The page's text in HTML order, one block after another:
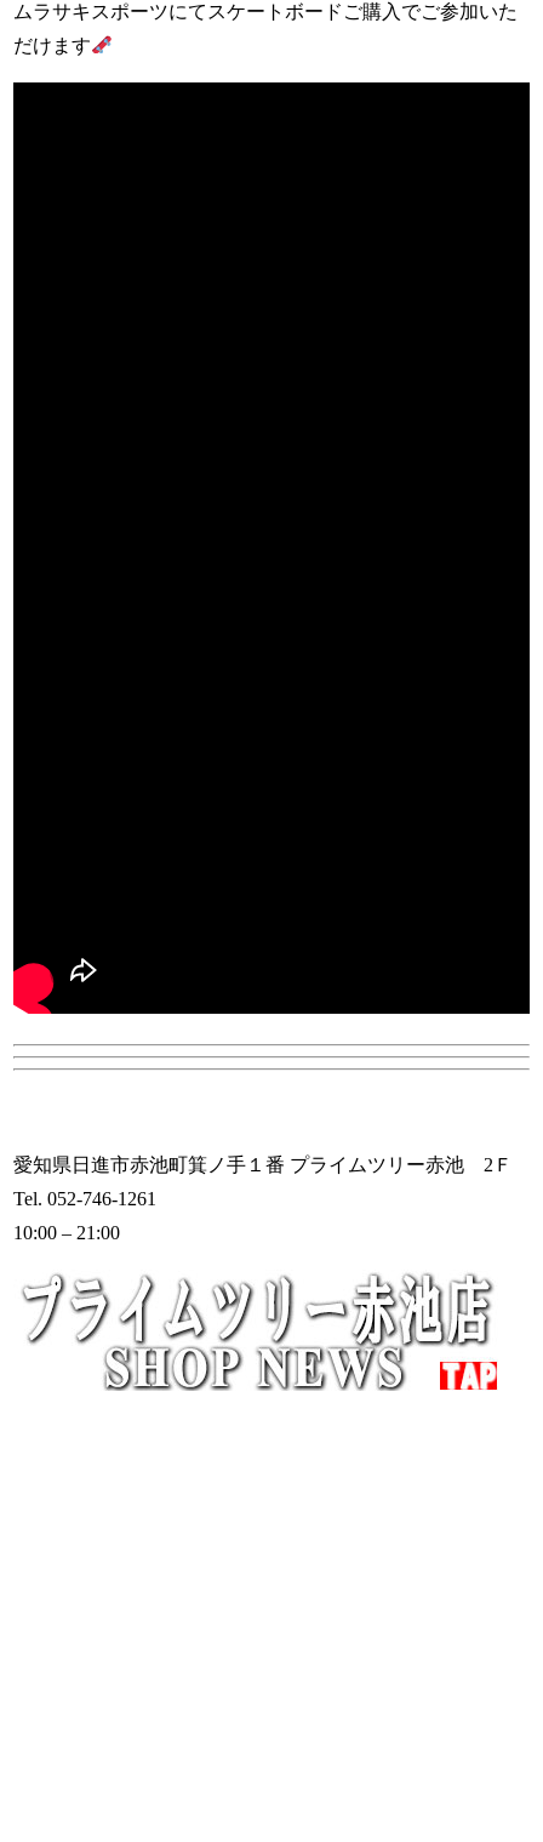
ムラサキスポーツにてスケートボードご購入でご参加いた
だけます
愛知県日進市赤池町箕ノ手１番 プライムツリー赤池 2Ｆ
Tel. 052-746-1261
10:00 – 21:00